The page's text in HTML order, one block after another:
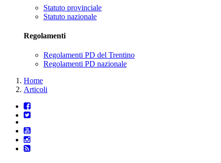
Statuto provinciale
Statuto nazionale
Regolamenti
Regolamenti PD del Trentino
Regolamenti PD nazionale
Home
Articoli